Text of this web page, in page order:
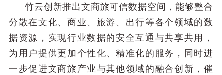
竹云创新推出文商旅可信数据空间，能够整合
分散在文化、商业、旅游、出行等各个领域的数
据资源，实现行业数据的安全互通与共享共用，
为用户提供更加个性化、精准化的服务，同时进
一步促进文商旅产业与其他领域的融合创新，催